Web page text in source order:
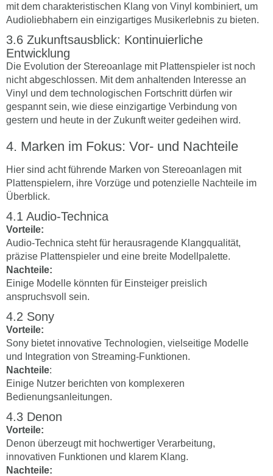
mit dem charakteristischen Klang von Vinyl kombiniert, um
Audioliebhabern ein einzigartiges Musikerlebnis zu bieten.
Zukunftsausblick: Kontinuierliche
Entwicklung
Die Evolution der Stereoanlage mit Plattenspieler ist noch
nicht abgeschlossen. Mit dem anhaltenden Interesse an
Vinyl und dem technologischen Fortschritt dürfen wir
gespannt sein, wie diese einzigartige Verbindung von
gestern und heute in der Zukunft weiter gedeihen wird.
Marken im Fokus: Vor- und Nachteile
Hier sind acht führende Marken von Stereoanlagen mit
Plattenspielern, ihre Vorzüge und potenzielle Nachteile im
Überblick.
Audio-Technica
Vorteile:
Audio-Technica steht für herausragende Klangqualität,
präzise Plattenspieler und eine breite Modellpalette.
Nachteile:
Einige Modelle könnten für Einsteiger preislich
anspruchsvoll sein.
Sony
Vorteile:
Sony bietet innovative Technologien, vielseitige Modelle
und Integration von Streaming-Funktionen.
Nachteile:
Einige Nutzer berichten von komplexeren
Bedienungsanleitungen.
Denon
Vorteile:
Denon überzeugt mit hochwertiger Verarbeitung,
innovativen Funktionen und klarem Klang.
Nachteile: